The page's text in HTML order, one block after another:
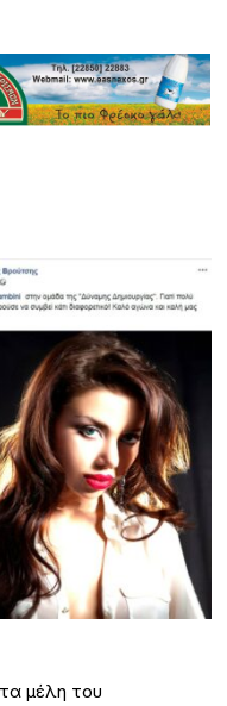
μέλη του